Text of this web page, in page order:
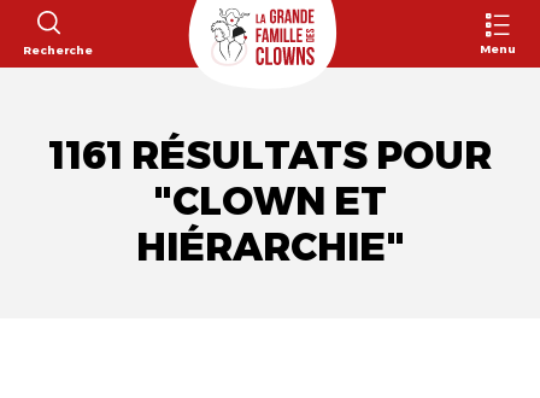
Recherche Menu
1161 RÉSULTATS POUR
"CLOWN ET
HIÉRARCHIE"